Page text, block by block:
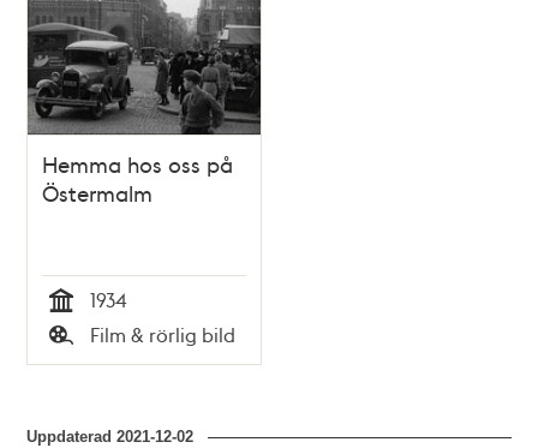
och
teman
Hemma hos oss på
Östermalm
Tid
1934
Typ
Film & rörlig bild
Uppdaterad2021-12-02